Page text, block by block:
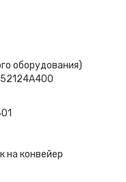
оборудования)
на конвейер